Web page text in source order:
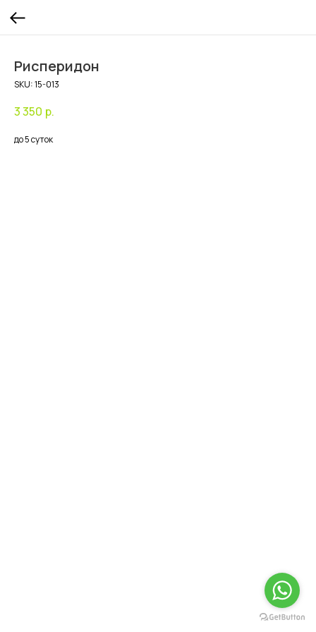
Рисперидон
SKU:15-013
3 350 р.
до 5 суток